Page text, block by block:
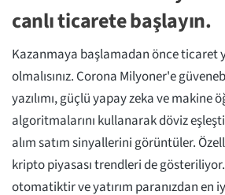
canlı ticarete başlayın.
Kazanmaya başlamadan önce ticaret
olmalısınız. Corona Milyoner'e
yazılımı, güçlü yapay zeka ve makine
algoritmalarını kullanarak döviz
alım satım sinyallerini görüntüler.
kripto piyasası trendleri de gösteriliyor.
otomatiktir ve yatırım paranızdan en